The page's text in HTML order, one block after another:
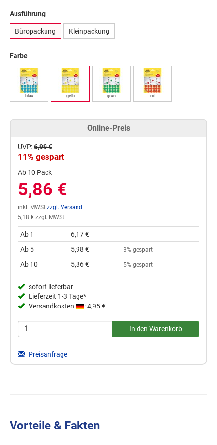
Ausführung
Büropackung Kleinpackung
Farbe
blau gelb grün rot
Online-Preis
UVP:6,99 €
11% gespart
Ab 10 Pack
5,86 €
inkl. MWSt zzgl. Versand
5,18 € zzgl. MWSt
Ab 1
6,17 €
Ab 5
5,98 € 3% gespart
Ab 10 5,86 € 5% gespart
sofort lieferbar
Lieferzeit 1-3 Tage*
Versandkosten
: 4,95 €
Preisanfrage
Vorteile & Fakten